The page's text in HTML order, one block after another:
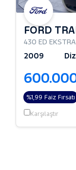
FORD
430 ED
2009
%1,99 Faiz Fırsatı
Karşılaştır